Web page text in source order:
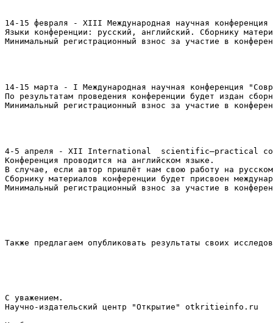
14-15 февраля - XIII Международная научная
Языки конференции: русский, английский. Сборнику
Минимальный регистрационный взнос за участие в
14-15 марта - I Международная научная конференция
По результатам проведения конференции будет издан
Минимальный регистрационный взнос за участие в
4-5 апреля - XII International  scientific–practical
Конференция проводится на английском языке.
В случае, если автор пришлёт нам свою работу на
Сборнику материалов конференции будет присвоен
Минимальный регистрационный взнос за участие в
Также предлагаем опубликовать результаты своих
С уважением.
Научно-издательский центр "Открытие" otkritieinfo.ru